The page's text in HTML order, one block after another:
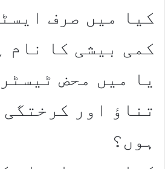
کیا میں صرف
کمی بیشی کا نام
یا میں محض
تناؤ اور
ہوں؟